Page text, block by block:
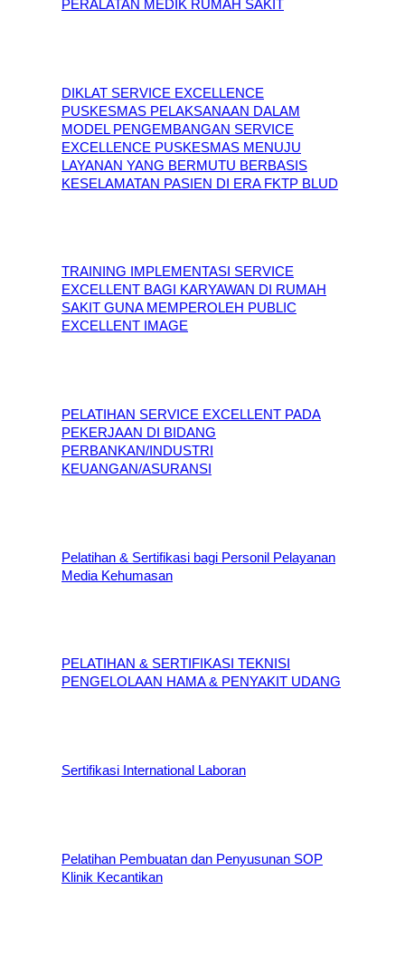
PERALATAN MEDIK RUMAH SAKIT
DIKLAT SERVICE EXCELLENCE
PUSKESMAS PELAKSANAAN DALAM
MODEL PENGEMBANGAN SERVICE
EXCELLENCE PUSKESMAS MENUJU
LAYANAN YANG BERMUTU BERBASIS
KESELAMATAN PASIEN DI ERA FKTP BLUD
TRAINING IMPLEMENTASI SERVICE
EXCELLENT BAGI KARYAWAN DI RUMAH
SAKIT GUNA MEMPEROLEH PUBLIC
EXCELLENT IMAGE
PELATIHAN SERVICE EXCELLENT PADA
PEKERJAAN DI BIDANG
PERBANKAN/INDUSTRI
KEUANGAN/ASURANSI
Pelatihan & Sertifikasi bagi Personil Pelayanan
Media Kehumasan
PELATIHAN & SERTIFIKASI TEKNISI
PENGELOLAAN HAMA & PENYAKIT UDANG
Sertifikasi International Laboran
Pelatihan Pembuatan dan Penyusunan SOP
Klinik Kecantikan